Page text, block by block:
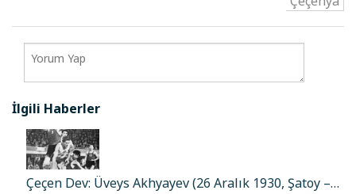
İlgili Haberler
Çeçen Dev: Üveys Akhyayev (26 Aralık 1930, Şatoy –…